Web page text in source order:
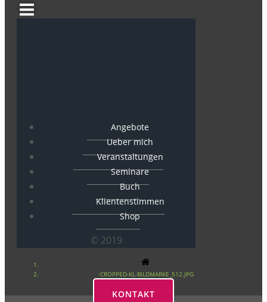
Angebote
Ueber mich
Veranstaltungen
Seminare
Buch
Klientenstimmen
Shop
© 2019
CROPPED-KL-BILDMARKE_512.JPG
KONTAKT